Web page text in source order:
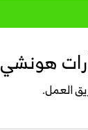
هونشي
العمل.